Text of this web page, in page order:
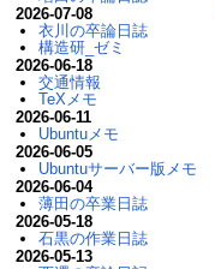
2026-07-08
衣川の卒論日誌
構造研_ゼミ
2026-06-18
交通情報
TeXメモ
2026-06-11
Ubuntuメモ
2026-06-05
Ubuntuサーバー版メモ
2026-06-04
薄田の卒業日誌
2026-05-18
石黒の作業日誌
2026-05-13